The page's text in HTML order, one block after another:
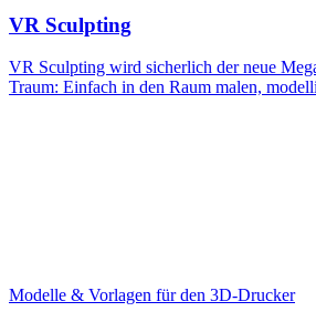
VR Sculpting
VR Sculpting wird sicherlich der neue
Traum: Einfach in den Raum malen,
Modelle & Vorlagen für den 3D-Drucker